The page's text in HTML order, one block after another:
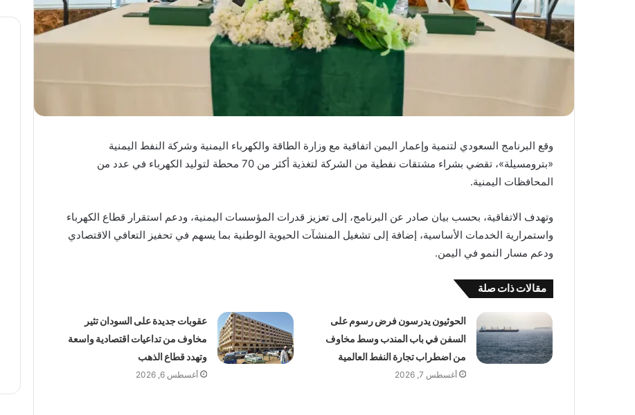
وقع البرنامج السعودي لتنمية وإعمار اليمن اتفاقية مع وزارة الطاقة والكهرباء اليمنية وشركة النفط اليمنية
«بترومسيلة»، تقضي بشراء مشتقات نفطية من الشركة لتغذية أكثر من 70 محطة لتوليد الكهرباء في عدد من
المحافظات اليمنية.
وتهدف الاتفاقية، بحسب بيان صادر عن البرنامج، إلى تعزيز قدرات المؤسسات اليمنية، ودعم استقرار قطاع الكهرباء
واستمرارية الخدمات الأساسية، إضافة إلى تشغيل المنشآت الحيوية الوطنية بما يسهم في تحفيز التعافي الاقتصادي
ودعم مسار النمو في اليمن.
مقالات ذات صلة
الحوثيون يدرسون فرض رسوم على
السفن في باب المندب وسط مخاوف
من اضطراب تجارة النفط العالمية
أغسطس 7, 2026
عقوبات جديدة على السودان تثير
مخاوف من تداعيات اقتصادية واسعة
وتهدد قطاع الذهب
أغسطس 6, 2026